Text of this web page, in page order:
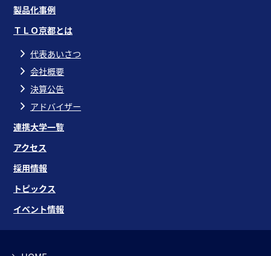
製品化事例
ＴＬＯ京都とは
代表あいさつ
会社概要
決算公告
アドバイザー
連携大学一覧
アクセス
採用情報
トピックス
イベント情報